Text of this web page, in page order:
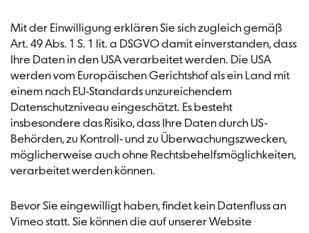
Mit der Einwilligung erklären Sie sich zugleich gemäß
Art. 49 Abs. 1 S. 1 lit. a DSGVO damit einverstanden, dass
Ihre Daten in den USA verarbeitet werden. Die USA
werden vom Europäischen Gerichtshof als ein Land mit
einem nach EU-Standards unzureichendem
Datenschutzniveau eingeschätzt. Es besteht
insbesondere das Risiko, dass Ihre Daten durch US-
Behörden, zu Kontroll- und zu Überwachungszwecken,
möglicherweise auch ohne Rechtsbehelfsmöglichkeiten,
verarbeitet werden können.
Bevor Sie eingewilligt haben, findet kein Datenfluss an
Vimeo statt. Sie können die auf unserer Website